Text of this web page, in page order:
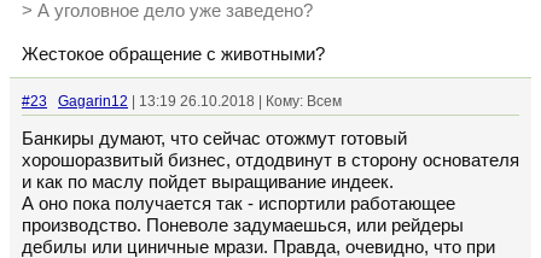
> А уголовное дело уже заведено?
Жестокое обращение с животными?
#23 Gagarin12 | 13:19 26.10.2018 | Кому: Всем
Банкиры думают, что сейчас отожмут готовый
хорошоразвитый бизнес, отдодвинут в сторону основателя
и как по маслу пойдет выращивание индеек.
А оно пока получается так - испортили работающее
производство. Поневоле задумаешься, или рейдеры
дебилы или циничные мрази. Правда, очевидно, что при